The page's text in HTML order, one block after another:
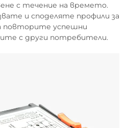
с течение на времето.
и споделяте профили за
повторите успешни
с други потребители.